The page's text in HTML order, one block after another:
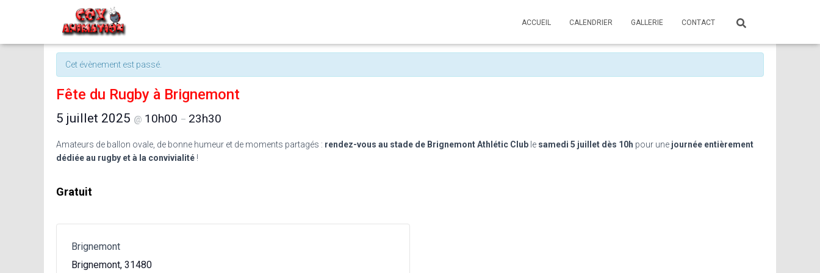
ACCUEIL CALENDRIER GALLERIE CONTACT
« Tous les Évènements
Cet évènement est passé.
Fête du Rugby à Brignemont
5 juillet 2025 @ 10h00 – 23h30
Amateurs de ballon ovale, de bonne humeur et de moments partagés : rendez-vous au stade de Brignemont Athlétic Club le samedi 5 juillet dès 10h pour une journée entièrement
dédiée au rugby et à la convivialité !
Gratuit
Brignemont
Brignemont, 31480